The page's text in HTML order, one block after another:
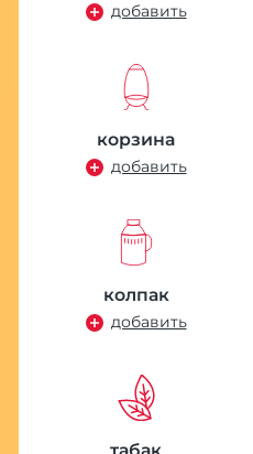
добавить
корзина
добавить
колпак
добавить